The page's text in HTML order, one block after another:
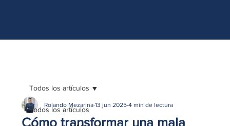
Todos los artículos
Todos los artículos
Cómo transformar una mala
Rolando Mezarina 13 jun 2025 4 min de lectura